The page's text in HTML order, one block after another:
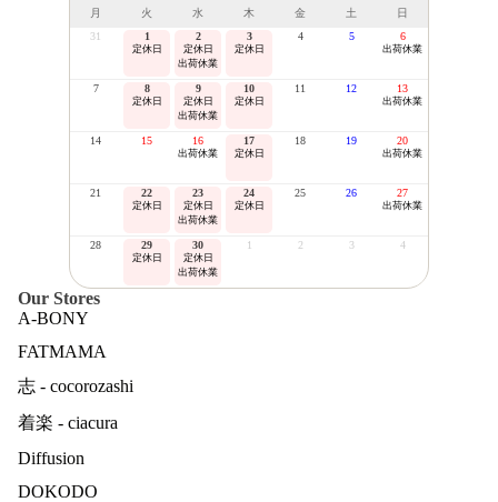
月 火 水 木 金 土
日
31
1
定休日
2
定休日
出荷休業
3
定休日
4 5 6
出荷休業
7 8
定休日
9
定休日
出荷休業
10
定休日
11 12 13
出荷休業
14 15 16
出荷休業
17
定休日
18 19 20
出荷休業
21 22
定休日
23
定休日
出荷休業
24
定休日
25 26 27
出荷休業
28 29
定休日
30
定休日
出荷休業
1 2 3 4
Our Stores
A-BONY
FATMAMA
志 - cocorozashi
着楽 - ciacura
Diffusion
DOKODO